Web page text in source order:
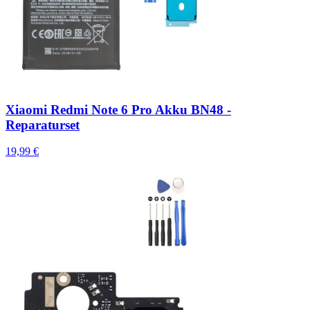
Xiaomi Redmi Note 6 Pro Akku BN48 -
Reparaturset
19,99 €